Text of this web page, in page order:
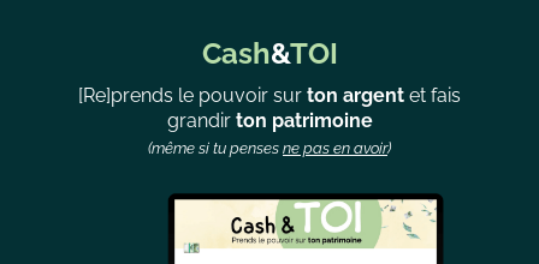
Cash&TOI
[Re]prends le pouvoir sur ton argent et fais
grandir ton patrimoine
(même si tu penses ne pas en avoir)